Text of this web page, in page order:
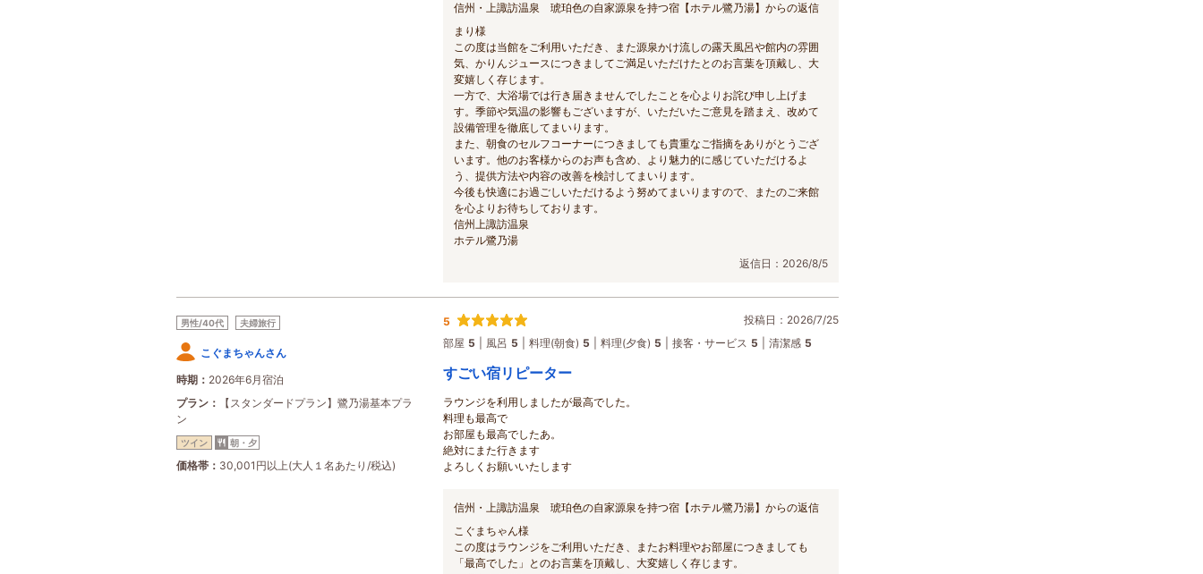
信州・上諏訪温泉 琥珀色の自家源泉を持つ宿【ホテル鷺乃湯】からの返信
まり様
この度は当館をご利用いただき、また源泉かけ流しの露天風呂や館内の雰囲
気、かりんジュースにつきましてご満足いただけたとのお言葉を頂戴し、大
変嬉しく存じます。
一方で、大浴場では行き届きませんでしたことを心よりお詫び申し上げま
す。季節や気温の影響もございますが、いただいたご意見を踏まえ、改めて
設備管理を徹底してまいります。
また、朝食のセルフコーナーにつきましても貴重なご指摘をありがとうござ
います。他のお客様からのお声も含め、より魅力的に感じていただけるよ
う、提供方法や内容の改善を検討してまいります。
今後も快適にお過ごしいただけるよう努めてまいりますので、またのご来館
を心よりお待ちしております。
信州上諏訪温泉
ホテル鷺乃湯
返信日：2026/8/5
男性/40代 夫婦旅行
こぐまちゃんさん
時期
2026年6月宿泊
プラン
【スタンダードプラン】鷺乃湯基本プラ
ン
ツイン 朝・夕
価格帯 30,001円以上(大人１名あたり/税込)
5
投稿日：2026/7/25
部屋 5 風呂 5 料理(朝食) 5 料理(夕食) 5 接客・サービス 5 清潔感 5
すごい宿リピーター
ラウンジを利用しましたが最高でした。
料理も最高で
お部屋も最高でしたあ。
絶対にまた行きます
よろしくお願いいたします
信州・上諏訪温泉 琥珀色の自家源泉を持つ宿【ホテル鷺乃湯】からの返信
こぐまちゃん様
この度はラウンジをご利用いただき、またお料理やお部屋につきましても
「最高でした」とのお言葉を頂戴し、大変嬉しく存じます。